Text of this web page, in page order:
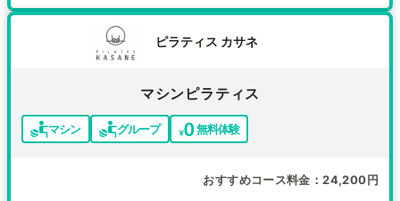
ピラティス カサネ
マシンピラティス
マシン グループ 無料体験
おすすめコース料金 24,200円